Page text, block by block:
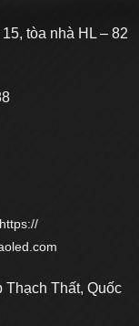
tòa nhà HL – 82
https://
Thạch Thất, Quốc